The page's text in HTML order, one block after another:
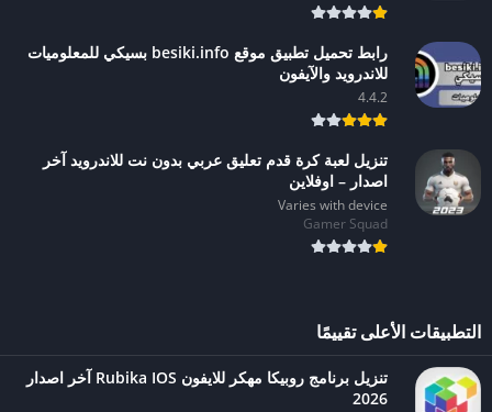
رابط تحميل تطبيق موقع besiki.info بسيكي للمعلوميات
للاندرويد والآيفون
4.4.2
تنزيل لعبة كرة قدم تعليق عربي بدون نت للاندرويد آخر
اصدار – اوفلاين
Varies with device
Gamer Squad
التطبيقات الأعلى تقييمًا
تنزيل برنامج روبيكا مهكر للايفون Rubika IOS آخر اصدار
2026